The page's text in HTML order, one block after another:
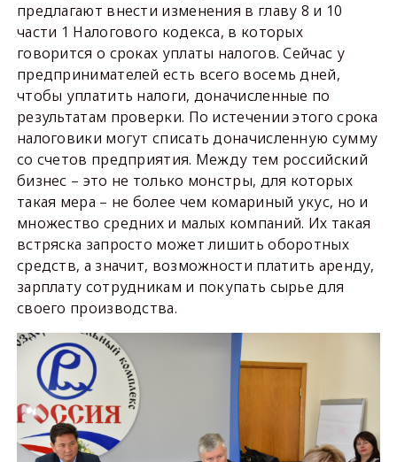
предлагают внести изменения в главу 8 и 10
части 1 Налогового кодекса, в которых
говорится о сроках уплаты налогов. Сейчас у
предпринимателей есть всего восемь дней,
чтобы уплатить налоги, доначисленные по
результатам проверки. По истечении этого срока
налоговики могут списать доначисленную сумму
со счетов предприятия. Между тем российский
бизнес – это не только монстры, для которых
такая мера – не более чем комариный укус, но и
множество средних и малых компаний. Их такая
встряска запросто может лишить оборотных
средств, а значит, возможности платить аренду,
зарплату сотрудникам и покупать сырье для
своего производства.